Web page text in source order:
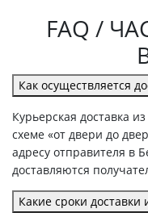
FAQ /
Как осуществляется
Курьерская доставка
схеме «от двери до
адресу отправителя в
доставляются
Какие сроки доставки